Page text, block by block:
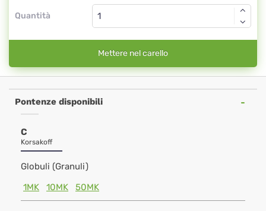
Quantità
Mettere nel carello
Pontenze disponibili
C
Korsakoff
Globuli (Granuli)
1MK
10MK 50MK